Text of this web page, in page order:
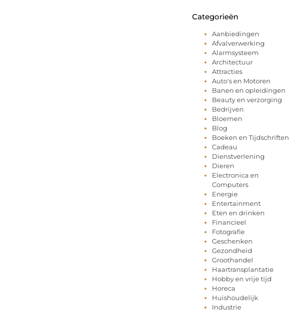
Categorieën
Aanbiedingen
Afvalverwerking
Alarmsysteem
Architectuur
Attracties
Auto's en Motoren
Banen en opleidingen
Beauty en verzorging
Bedrijven
Bloemen
Blog
Boeken en Tijdschriften
Cadeau
Dienstverlening
Dieren
Electronica en
Computers
Energie
Entertainment
Eten en drinken
Financieel
Fotografie
Geschenken
Gezondheid
Groothandel
Haartransplantatie
Hobby en vrije tijd
Horeca
Huishoudelijk
Industrie